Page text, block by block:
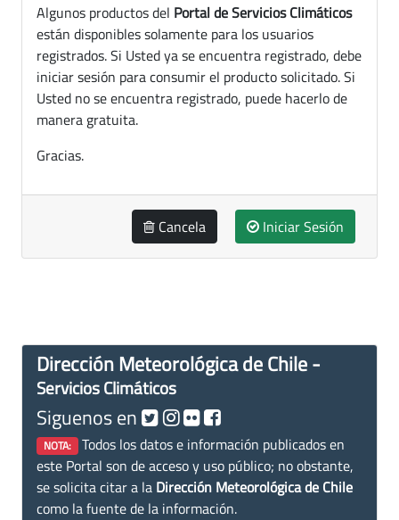
Algunos productos del Portal de Servicios Climáticos
están disponibles solamente para los usuarios
registrados. Si Usted ya se encuentra registrado, debe
iniciar sesión para consumir el producto solicitado. Si
Usted no se encuentra registrado, puede hacerlo de
manera gratuita.
Gracias.
Cancela Iniciar Sesión
Dirección Meteorológica de Chile -
Servicios Climáticos
Siguenos en
NOTA: Todos los datos e información publicados en
este Portal son de acceso y uso público; no obstante,
se solicita citar a la Dirección Meteorológica de Chile
como la fuente de la información.